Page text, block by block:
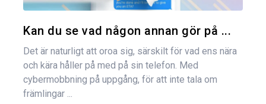
Kan du se vad någon annan gör på ...
Det är naturligt att oroa sig, särskilt för vad ens nära
och kära håller på med på sin telefon. Med
cybermobbning på uppgång, för att inte tala om
främlingar ...